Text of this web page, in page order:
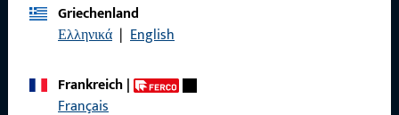
Griechenland
Ελληνικά | English
Frankreich|
Français